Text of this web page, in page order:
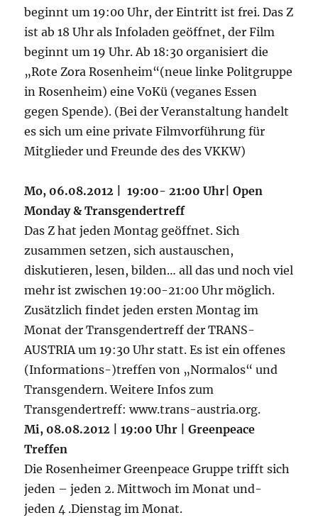
beginnt um 19:00 Uhr, der Eintritt ist frei. Das Z
ist ab 18 Uhr als Infoladen geöffnet, der Film
beginnt um 19 Uhr. Ab 18:30 organisiert die
„Rote Zora Rosenheim“(neue linke Politgruppe
in Rosenheim) eine VoKü (veganes Essen
gegen Spende). (Bei der Veranstaltung handelt
es sich um eine private Filmvorführung für
Mitglieder und Freunde des des VKKW)
Mo, 06.08.2012 | 19:00- 21:00 Uhr| Open
Monday & Transgendertreff
Das Z hat jeden Montag geöffnet. Sich
zusammen setzen, sich austauschen,
diskutieren, lesen, bilden… all das und noch viel
mehr ist zwischen 19:00-21:00 Uhr möglich.
Zusätzlich findet jeden ersten Montag im
Monat der Transgendertreff der TRANS-
AUSTRIA um 19:30 Uhr statt. Es ist ein offenes
(Informations-)treffen von „Normalos“ und
Transgendern. Weitere Infos zum
Transgendertreff: www.trans-austria.org.
Mi, 08.08.2012 | 19:00 Uhr | Greenpeace
Treffen
Die Rosenheimer Greenpeace Gruppe trifft sich
jeden – jeden 2. Mittwoch im Monat und-
jeden 4 .Dienstag im Monat.